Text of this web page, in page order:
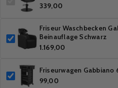
339,00
Friseur Waschbecken
Beinauflage Schwarz
1.169,00
Friseurwagen Gabbiano
99,00